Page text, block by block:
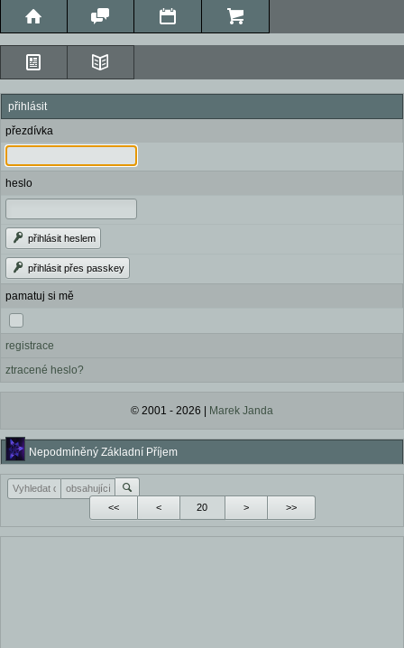
přihlásit
přezdívka
heslo
přihlásit heslem
přihlásit přes passkey
pamatuj si mě
registrace
ztracené heslo?
© 2001 - 2026 | Marek Janda
Nepodmíněný Základní Příjem
<< < > >>